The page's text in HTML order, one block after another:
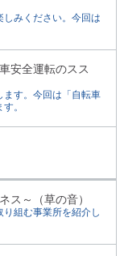
しみください。今回は
安全運転のスス
ます。今回は「自転車
。
ス～（草の音）
組む事業所を紹介し